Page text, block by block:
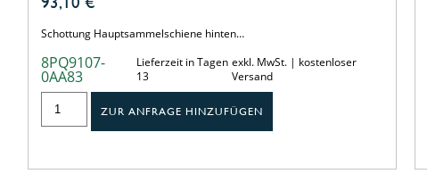
Schottung Hauptsammelschiene hinten…
8PQ9107-
0AA83
Lieferzeit in Tagen
13
exkl. MwSt. | kostenloser
Versand
ZUR ANFRAGE HINZUFÜGEN